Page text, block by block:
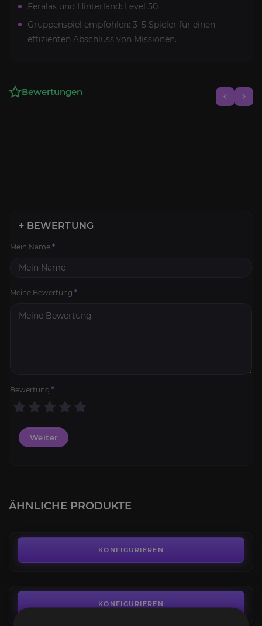
Feralas und Hinterland: Level 50
Gruppenspiel empfohlen: 3–5 Spieler für einen
effizienten Abschluss von Missionen.
Bewertungen
+ BEWERTUNG
Mein Name *
Meine Bewertung *
Bewertung *
Weiter
ÄHNLICHE PRODUKTE
KONFIGURIEREN
SoD Gear
KONFIGURIEREN